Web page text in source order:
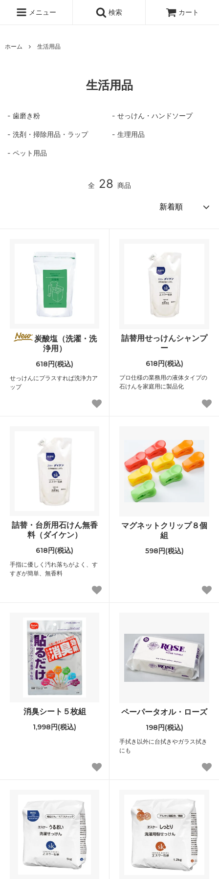
メニュー 検索 カート
ホーム 生活用品
生活用品
歯磨き粉 せっけん・ハンドソープ
洗剤・掃除用品・ラップ 生理用品
ペット用品
全 28 商品
炭酸塩（洗濯・洗
浄用）
618円(税込)
せっけんにプラスすれぱ洗浄力ア
ップ
詰替用せっけんシャンプ
ー
618円(税込)
プロ仕様の業務用の液体タイプの
石けんを家庭用に製品化
詰替・台所用石けん無香
料（ダイケン）
618円(税込)
手指に優しく汚れ落ちがよく、す
すぎが簡単、無香料
マグネットクリップ８個
組
598円(税込)
消臭シート５枚組
1,998円(税込)
ペーパータオル・ローズ
198円(税込)
手拭き以外に台拭きやガラス拭き
にも